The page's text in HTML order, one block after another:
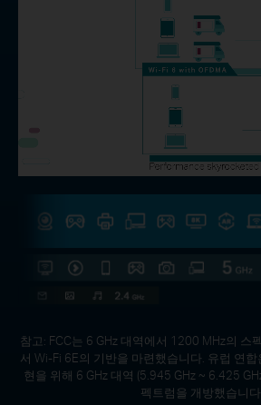
참고: FCC는 6 GHz 대역에서 1200 MHz의 스
서 Wi-Fi 6E의 기반을 마련했습니다. 유럽 연
현을 위해 6 GHz 대역 (5.945 GHz ~ 6.425
펙트럼을 개방했습니다.